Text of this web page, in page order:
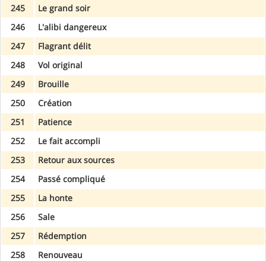
245
Le grand soir
246
L'alibi dangereux
247
Flagrant délit
248
Vol original
249
Brouille
250
Création
251
Patience
252
Le fait accompli
253
Retour aux sources
254
Passé compliqué
255
La honte
256
Sale
257
Rédemption
258
Renouveau